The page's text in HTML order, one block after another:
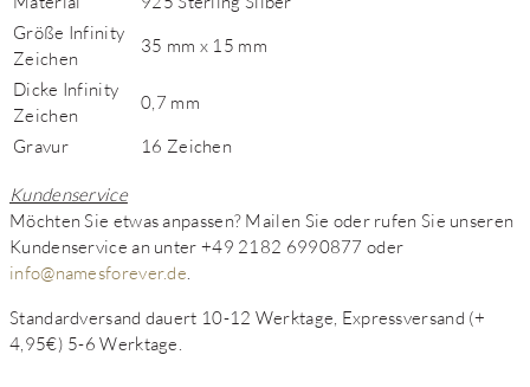
Größe Infinity
Zeichen
35 mm x 15 mm
Dicke Infinity
Zeichen
0,7 mm
Gravur 16 Zeichen
Kundenservice
Möchten Sie etwas anpassen? Mailen Sie oder rufen Sie unseren
Kundenservice an unter +49 2182 6990877 oder
info@namesforever.de
Standardversand dauert 10-12 Werktage, Expressversand (+
4,95€) 5-6 Werktage.